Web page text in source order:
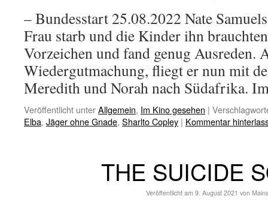
– Bundesstart 25.08.2022 Nate
Frau starb und die Kinder ihn
Vorzeichen und fand genug Ausreden.
Wiedergutmachung, fliegt er nun mit
Meredith und Norah nach Südafrika.
Veröffentlicht unterAllgemein, Im Kino gesehen |
Elba, Jäger ohne Gnade, Sharlto Copley | Kommentar
THE SUICIDE
Veröffentlicht am 9. August 2021 von